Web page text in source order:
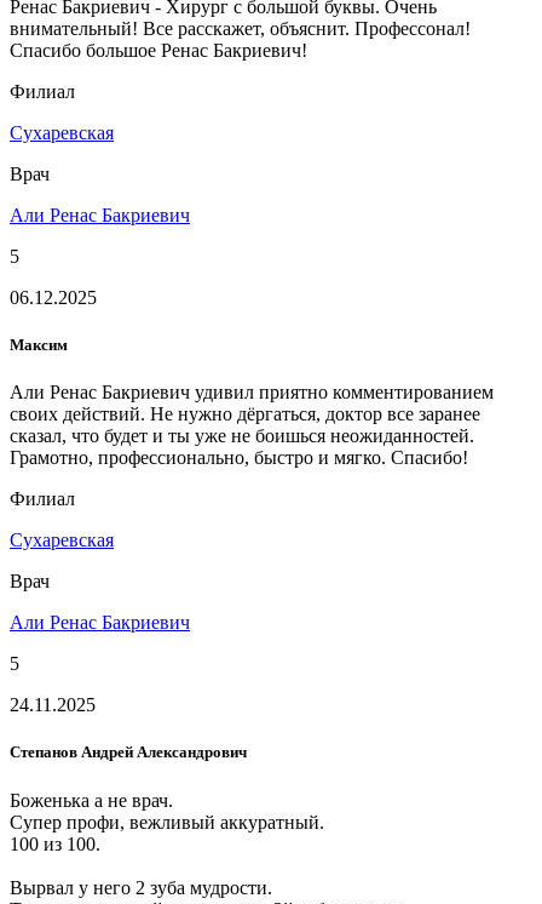
Ренас Бакриевич - Хирург с большой буквы. Очень
внимательный! Все расскажет, объяснит. Профессонал!
Спасибо большое Ренас Бакриевич!
Филиал
Сухаревская
Врач
Али Ренас Бакриевич
5
06.12.2025
Максим
Али Ренас Бакриевич удивил приятно комментированием
своих действий. Не нужно дёргаться, доктор все заранее
сказал, что будет и ты уже не боишься неожиданностей.
Грамотно, профессионально, быстро и мягко. Спасибо!
Филиал
Сухаревская
Врач
Али Ренас Бакриевич
5
24.11.2025
Степанов Андрей Александрович
Боженька а не врач.
Супер профи, вежливый аккуратный.
100 из 100.
Вырвал у него 2 зуба мудрости.